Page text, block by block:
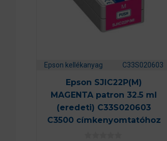
Epson kellékanyag C33S020603
Epson SJIC22P(M)
MAGENTA patron 32.5 ml
(eredeti) C33S020603
C3500 címkenyomtatóhoz